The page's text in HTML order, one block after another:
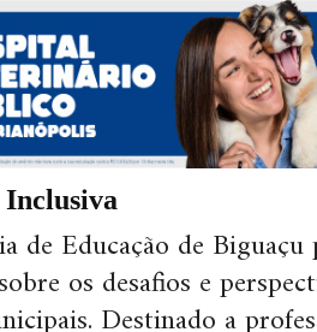
Inclusiva
de Educação de
os desafios e
Destinado a